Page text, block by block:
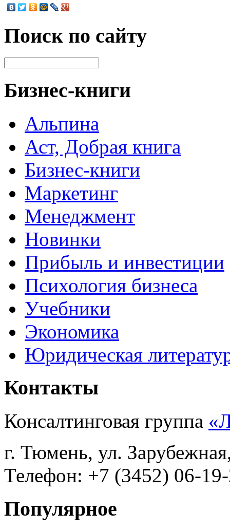
Поиск по сайту
Бизнес-книги
Альпина
Аст, Добрая книга
Бизнес-книги
Маркетинг
Менеджмент
Новинки
Прибыль и инвестиции
Психология бизнеса
Учебники
Экономика
Юридическая
Контакты
Консалтинговая группа
г. Тюмень, ул.
Телефон: +7 (3452) 06-
Популярное